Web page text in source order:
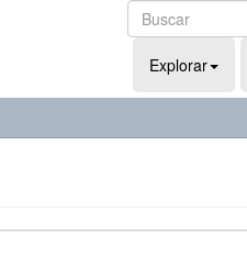
Explorar